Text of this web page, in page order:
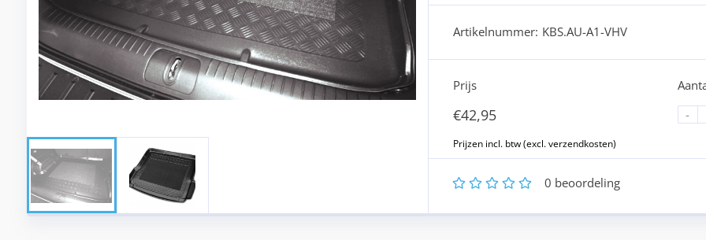
Artikelnummer: KBS.AU-A1-VHV
Prijs
€42,95
-
5
4
3
2 0 beoordeling